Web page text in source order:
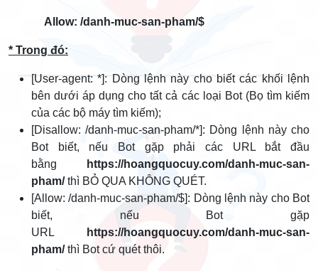
Allow: /danh-muc-san-pham/$
* Trong đó:
[User-agent: *]: Dòng lệnh này cho biết các khối lệnh
bên dưới áp dụng cho tất cả các loại Bot (Bọ tìm kiếm
của các bộ máy tìm kiếm);
[Disallow: /danh-muc-san-pham/*]: Dòng lệnh này cho
Bot biết, nếu Bot gặp phải các URL bắt đầu
bằng
https://hoangquocuy.com/danh-muc-san-
pham/thì BỎ QUA KHÔNG QUÉT.
[Allow: /danh-muc-san-pham/$]: Dòng lệnh này cho Bot
biết, nếu Bot gặp
URL
https://hoangquocuy.com/danh-muc-san-
pham/thì Bot cứ quét thôi.